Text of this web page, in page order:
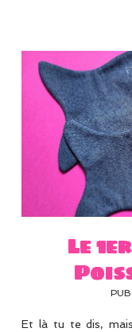
Le
Et là tu te dis, mais